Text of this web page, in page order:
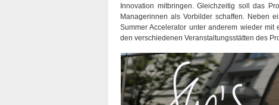
Innovation mitbringen. Gleichzeitig soll das
Managerinnen als Vorbilder schaffen. Neben
Summer Accelerator unter anderem wieder
den verschiedenen Veranstaltungsstätten des